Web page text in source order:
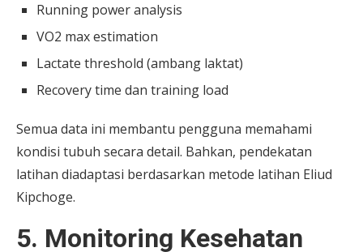
Running power analysis
VO2 max estimation
Lactate threshold (ambang laktat)
Recovery time dan training load
Semua data ini membantu pengguna memahami
kondisi tubuh secara detail. Bahkan, pendekatan
latihan diadaptasi berdasarkan metode latihan Eliud
Kipchoge.
5. Monitoring Kesehatan